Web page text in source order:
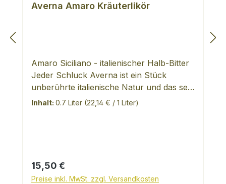
Averna Amaro Kräuterlikör
Amaro Siciliano - italienischer Halb-Bitter
Jeder Schluck Averna ist ein Stück
unberührte italienische Natur und das seit
über 140 Jahren. Seit 1868 wird der
vor. Der damalige Gründer Salvatore
wusste schon damals, dass der bittersüße
Inhalt: 0.7 Liter (22,14 € / 1 Liter)
Regulärer Preis:
15,50 €
Preise inkl. MwSt. zzgl. Versandkosten